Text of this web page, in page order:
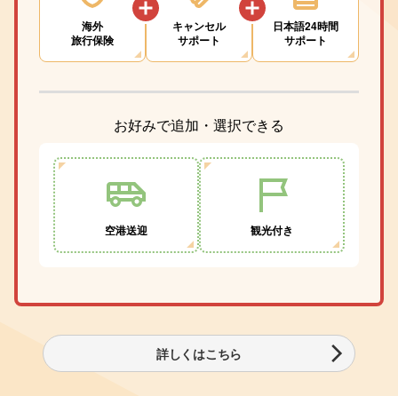
海外
旅行保険
キャンセル
サポート
日本語24時間
サポート
お好みで追加・選択できる
空港送迎 観光付き
詳しくはこちら